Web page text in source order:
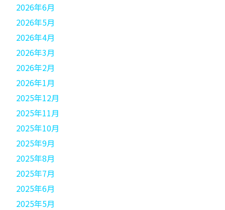
2026年6月
2026年5月
2026年4月
2026年3月
2026年2月
2026年1月
2025年12月
2025年11月
2025年10月
2025年9月
2025年8月
2025年7月
2025年6月
2025年5月